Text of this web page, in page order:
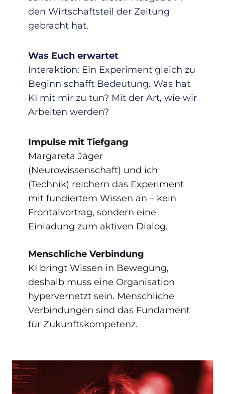
den Wirtschaftsteil der Zeitung
gebracht hat.
Was Euch erwartet
Interaktion: Ein Experiment gleich zu
Beginn schafft Bedeutung. Was hat
KI mit mir zu tun? Mit der Art, wie wir
Arbeiten werden?
Impulse mit Tiefgang
Margareta Jäger
(Neurowissenschaft) und ich
(Technik) reichern das Experiment
mit fundiertem Wissen an – kein
Frontalvortrag, sondern eine
Einladung zum aktiven Dialog.
Menschliche Verbindung
KI bringt Wissen in Bewegung,
deshalb muss eine Organisation
hypervernetzt sein. Menschliche
Verbindungen sind das Fundament
für Zukunftskompetenz.